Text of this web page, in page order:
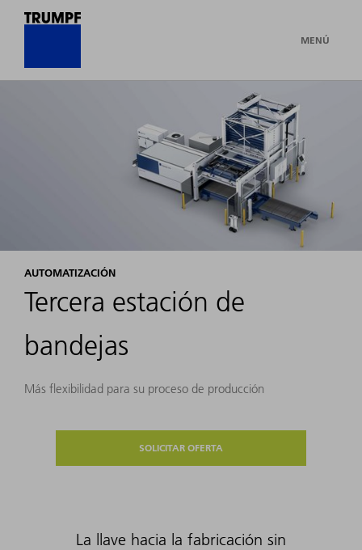
MENÚ
AUTOMATIZACIÓN
Tercera estación de
bandejas
Más flexibilidad para su proceso de producción
SOLICITAR OFERTA
La llave hacia la fabricación sin